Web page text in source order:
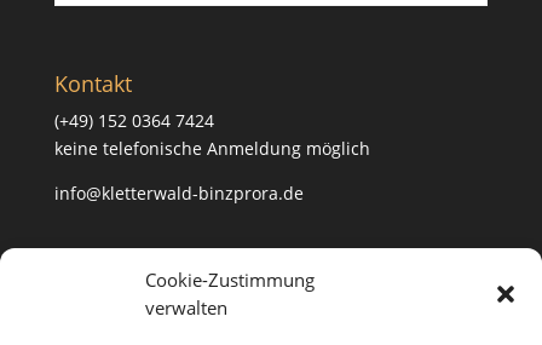
Cookie-Zustimmung
verwalten
Kontakt
(+49) 152 0364 7424
keine telefonische Anmeldung möglich
info@kletterwald-binzprora.de
Postanschrift
Kletterwald BinzProra Uwe Häusler